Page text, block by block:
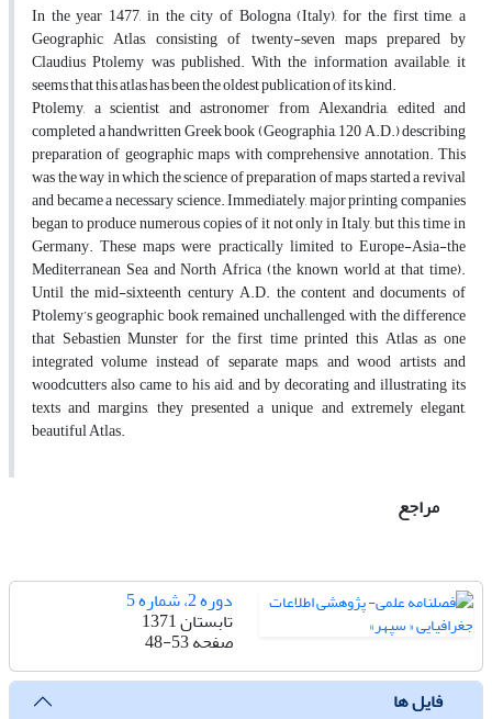
In the year 1477, in the city of Bologna (Italy), for the first time, a
Geographic Atlas, consisting of twenty-seven maps prepared by
Claudius Ptolemy was published. With the information available, it
seems that this atlas has been the oldest publication of its kind.
Ptolemy, a scientist and astronomer from Alexandria, edited and
completed a handwritten Greek book (Geographia, 120 A.D.) describing
preparation of geographic maps with comprehensive annotation. This
was the way in which the science of preparation of maps started a revival
and became a necessary science. Immediately, major printing companies
began to produce numerous copies of it not only in Italy, but this time in
Germany. These maps were practically limited to Europe-Asia-the
Mediterranean Sea and North Africa (the known world at that time).
Until the mid-sixteenth century A.D. the content and documents of
Ptolemy’s geographic book remained unchallenged, with the difference
that Sebastien Munster for the first time printed this Atlas as one
integrated volume instead of separate maps, and wood artists and
woodcutters also came to his aid, and by decorating and illustrating its
texts and margins, they presented a unique and extremely elegant,
beautiful Atlas.
مراجع
دوره 2، شماره 5
تابستان 1371
صفحه48-53
فایل ها